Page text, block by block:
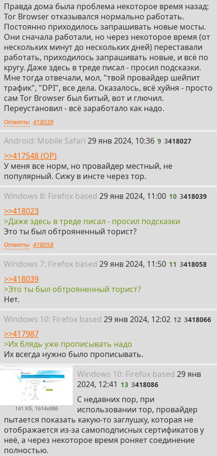
Правда дома была проблема некоторое время назад:
Tor Browser отказывался нормально работать.
Постоянно приходилось запрашивать новые мосты.
Они сначала работали, но через некоторое время (от
нескольких минут до нескольких дней) переставали
работать, приходилось запрашивать новые, и всё по
кругу. Даже здесь в треде писал - просил подсказки.
Мне тогда отвечали, мол, "твой провайдер шейпит
трафик", "DPI", все дела. Оказалось, всё хуйня - просто
сам Tor Browser был битый, вот и глючил.
Переустановил - всё заработало как надо.
Ответы 418039
Android: Mobile Safari 9
29 янв 2024, 10:36 9 3418027
>>417548 (OP)
У меня все норм, но провайдер местный, не
популярный. Сижу в инсте через тор.
Windows 8: Firefox based 10
29 янв 2024, 11:00 10 3418039
>>418023
>Даже здесь в треде писал - просил подсказки
Это ты был обтрояненный торист?
Ответы 418058
Windows 7: Firefox based 11
29 янв 2024, 11:50 11 3418058
>>418039
>Это ты был обтрояненный торист?
Нет.
Windows 10: Firefox based 12
29 янв 2024, 12:02 12 3418066
>>417987
>Их блядь уже прописывать надо
Их всегда нужно было прописывать.
141 Кб, 1614x886
Windows 10: Firefoxbased 13
29 янв
2024, 12:41 13 3418086
С недавних пор, при
использовании тор, провайдер
пытается показать какую-то заглушку, которая не
отображается из-за самоподписных сертификатов у
неё, а через некоторое время роняет соединение
полностью.